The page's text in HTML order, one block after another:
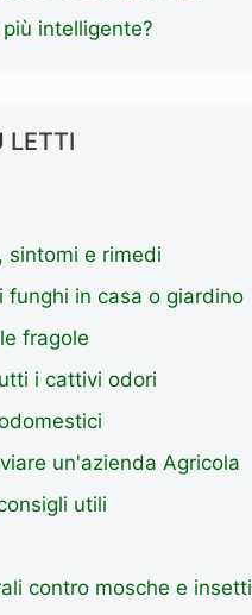
più intelligente?
LETTI
sintomi e rimedi
funghi in casa o giardino
fragole
i cattivi odori
un'azienda Agricola
utili
contro mosche e insetti